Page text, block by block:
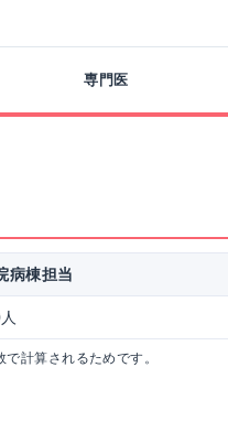
専門医
病棟担当
計算されるためです。